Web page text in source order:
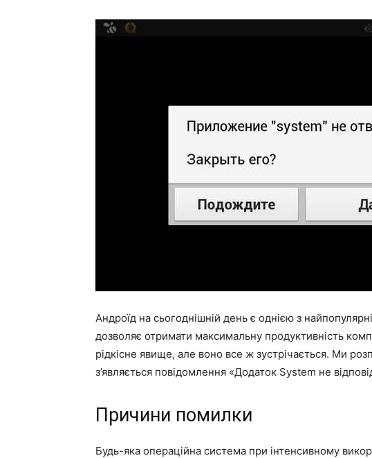
Андроїд на сьогоднішній день є однією з
дозволяє отримати максимальну продуктивність
рідкісне явище, але воно все ж зустрічається. Ми
з’являється повідомлення «Додаток System не
Причини помилки
Будь-яка операційна система при інтенсивному